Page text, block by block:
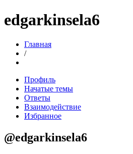
edgarkinsela6
Главная
/
Профиль
Начатые темы
Ответы
Взаимодействие
Избранное
@edgarkinsela6